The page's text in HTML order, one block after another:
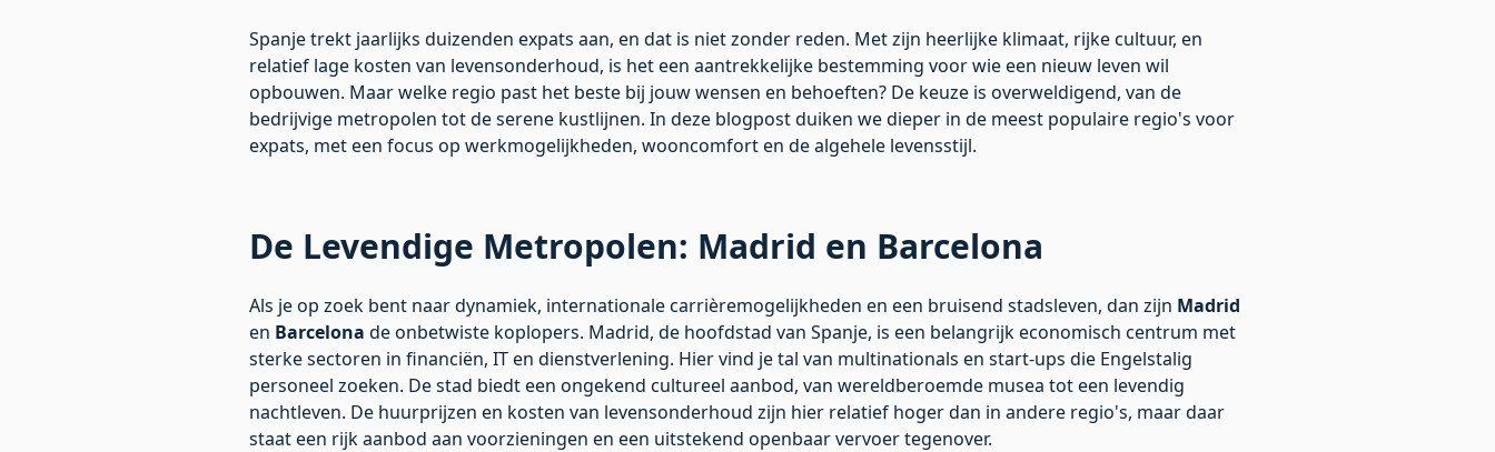
Spanje trekt jaarlijks duizenden expats aan, en dat is niet zonder reden. Met zijn heerlijke klimaat, rijke cultuur, en
relatief lage kosten van levensonderhoud, is het een aantrekkelijke bestemming voor wie een nieuw leven wil
opbouwen. Maar welke regio past het beste bij jouw wensen en behoeften? De keuze is overweldigend, van de
bedrijvige metropolen tot de serene kustlijnen. In deze blogpost duiken we dieper in de meest populaire regio's voor
expats, met een focus op werkmogelijkheden, wooncomfort en de algehele levensstijl.
De Levendige Metropolen: Madrid en Barcelona
Als je op zoek bent naar dynamiek, internationale carrièremogelijkheden en een bruisend stadsleven, dan zijn Madrid
en Barcelona de onbetwiste koplopers. Madrid, de hoofdstad van Spanje, is een belangrijk economisch centrum met
sterke sectoren in financiën, IT en dienstverlening. Hier vind je tal van multinationals en start-ups die Engelstalig
personeel zoeken. De stad biedt een ongekend cultureel aanbod, van wereldberoemde musea tot een levendig
nachtleven. De huurprijzen en kosten van levensonderhoud zijn hier relatief hoger dan in andere regio's, maar daar
staat een rijk aanbod aan voorzieningen en een uitstekend openbaar vervoer tegenover.